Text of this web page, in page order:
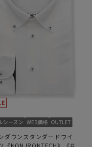
ダウンスタンダードワイ
《NON IRONTECH》《＃